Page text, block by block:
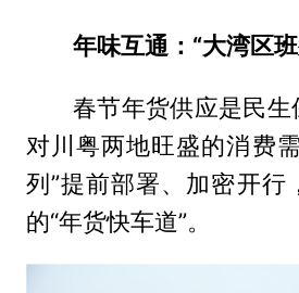
年味互通：“大湾区
春节年货供应是民
对川粤两地旺盛的消费
列”提前部署、加密开行
的“年货快车道”。